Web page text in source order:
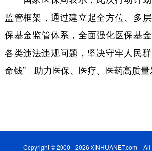
监管框架，通过建立起全方位、多
保基金监管体系，全面强化医保基
各类违法违规问题，坚决守牢人民群
命钱”，助力医保、医疗、医药高质量
Copyright © 2000 - 2026 XINHUANET.com All